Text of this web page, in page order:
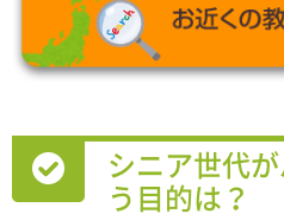
シニア世代
う目的は？